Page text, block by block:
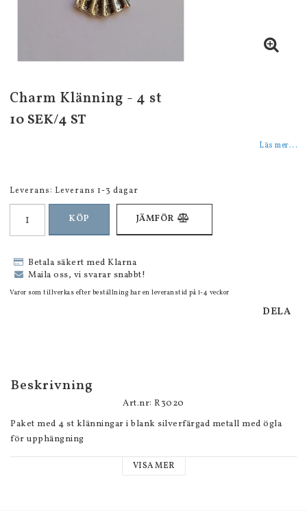
Charm Klänning - 4 st
10 SEK/4 ST
Läs mer...
Leverans: Leverans 1-3 dagar
KÖP JÄMFÖR
Betala säkert med Klarna
Maila oss, vi svarar snabbt!
Varor som tillverkas efter beställning har en leveranstid på 1-4 veckor
DELA
Beskrivning
Art.nr: R3020
Paket med 4 st klänningar i blank silverfärgad metall med ögla
för upphängning
VISA MER